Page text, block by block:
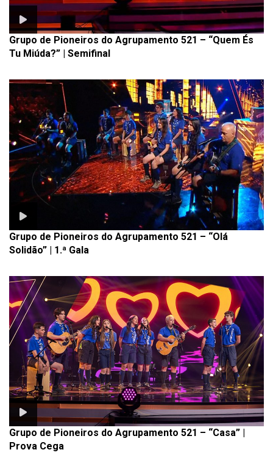
Grupo de Pioneiros do Agrupamento 521 – “Quem És
Tu Miúda?” | Semifinal
Grupo de Pioneiros do Agrupamento 521 – “Olá
Solidão” | 1.ª Gala
Grupo de Pioneiros do Agrupamento 521 – “Casa” |
Prova Cega